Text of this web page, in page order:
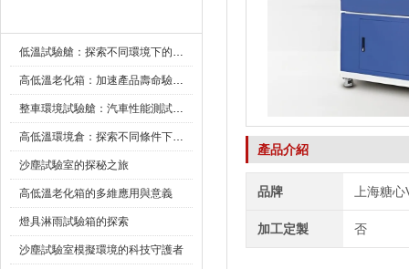
低溫試驗艙：探索不同環境下的科技邊界
高低溫老化箱：加速產品壽命驗證的可靠夥伴
整車環境試驗艙：汽車性能測試的設備
高低溫環境倉：探索不同條件下的科學奧秘
沙塵試驗室的探秘之旅
高低溫老化箱的多維應用與意義
燈具淋雨試驗箱的探索
沙塵試驗室模擬環境的科技守護者
產品介紹
品牌 上海糖
加工定製 否